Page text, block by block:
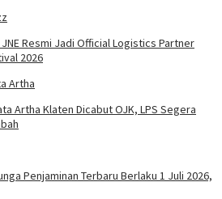
Resmi Jadi Official Logistics Partner
2026
Artha Klaten Dicabut OJK, LPS Segera
Penjaminan Terbaru Berlaku 1 Juli 2026,